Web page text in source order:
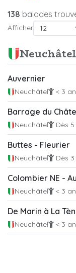
138 balades
Afficher
Neuchâtel
Auvernier
Neuchâtel < 3
Barrage du
Neuchâtel Dès
Buttes - Fleurier
Neuchâtel Dès
Colombier NE -
Neuchâtel < 3
De Marin à La
Neuchâtel < 3